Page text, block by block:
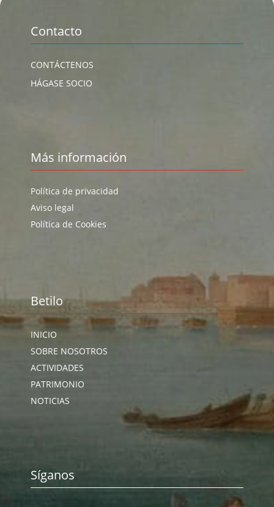
Contacto
CONTÁCTENOS
HÁGASE SOCIO
Más información
Política de privacidad
Aviso legal
Política de Cookies
Betilo
INICIO
SOBRE NOSOTROS
ACTIVIDADES
PATRIMONIO
NOTICIAS
Síganos